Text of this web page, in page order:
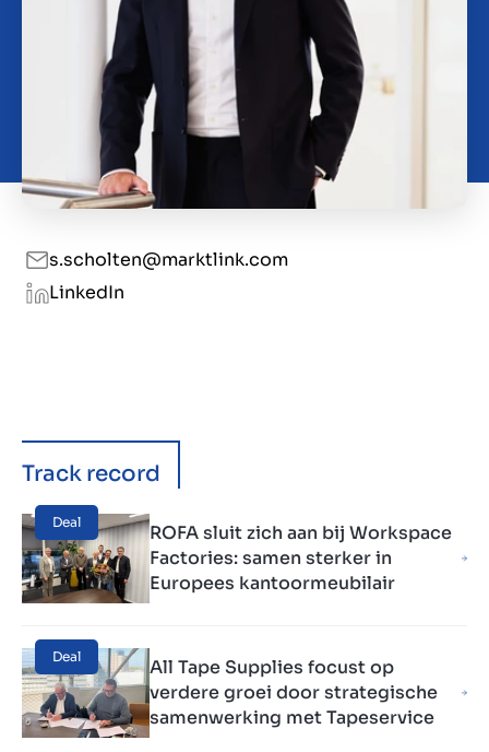
Over ons
Contact
s.scholten@marktlink.com
LinkedIn
Track record
Deal
ROFA sluit zich aan bij Workspace
Factories: samen sterker in
Europees kantoormeubilair
Deal
All Tape Supplies focust op
verdere groei door strategische
samenwerking met Tapeservice